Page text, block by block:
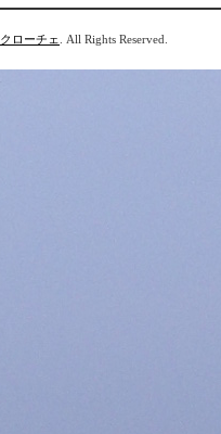
ローチェ . All Rights Reserved.